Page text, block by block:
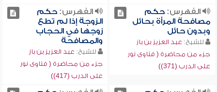
الفهرس:حكم
مصافحة المرأة بحائل
وبدون حائل
للشيخ: عبد العزيز بن باز
جزء من محاضرة ( فتاوى نور
على الدرب (371))
الفهرس:حكم
الزوجة إذا لم تطع
زوجها في الحجاب
والمصافحة
للشيخ: عبد العزيز بن باز
جزء من محاضرة ( فتاوى نور
على الدرب (417))